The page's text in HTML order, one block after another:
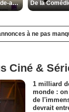
Les Matins merveilleux Bande-annonce VF
à ne pas
Ciné &
1 milliard
monde :
de
devrait